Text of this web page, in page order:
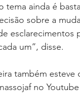
tema ainda é
sobre a
esclarecimentos
um”, disse.
também esteve
no